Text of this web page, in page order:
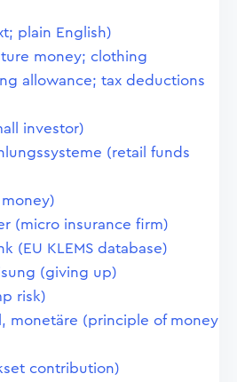
plain English)
money; clothing
allowance; tax deductions
investor)
(retail funds
(micro insurance firm)
(EU KLEMS database)
(giving up)
risk)
monetäre (principle of money
contribution)